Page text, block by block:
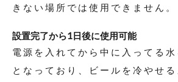
きない場所では使用できません。
設置完了から1日後に使用可能
電源を入れてから中に入ってる
となっており、ビールを冷やせ